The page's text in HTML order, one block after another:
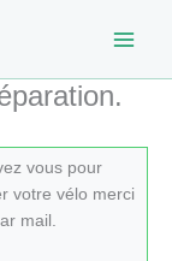
vous pour
votre vélo merci
mail.